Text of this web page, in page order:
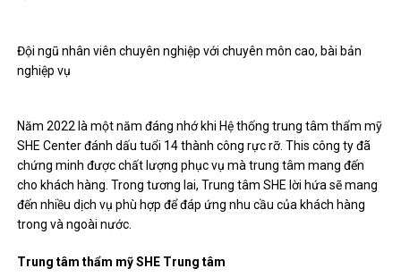
Đội ngũ nhân viên chuyên nghiệp với chuyên môn cao, bài bản
nghiệp vụ
Năm 2022 là một năm đáng nhớ khi Hệ thống trung tâm thẩm mỹ
SHE Center đánh dấu tuổi 14 thành công rực rỡ. This công ty đã
chứng minh được chất lượng phục vụ mà trung tâm mang đến
cho khách hàng. Trong tương lai, Trung tâm SHE lời hứa sẽ mang
đến nhiều dịch vụ phù hợp để đáp ứng nhu cầu của khách hàng
trong và ngoài nước.
Trung tâm thẩm mỹ SHE Trung tâm